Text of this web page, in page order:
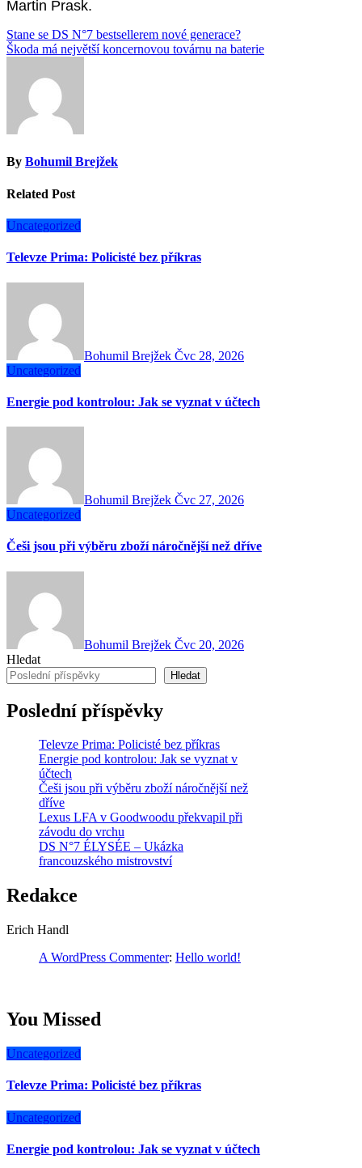
Martin Prask.
Navigace
pro
příspěvek
Stane se DS N°7 bestsellerem nové generace?
Škoda má největší koncernovou továrnu na baterie
By Bohumil Brejžek
Related Post
Uncategorized
Televze Prima: Policisté bez příkras
Bohumil Brejžek Čvc 28, 2026
Uncategorized
Energie pod kontrolou: Jak se vyznat v účtech
Bohumil Brejžek Čvc 27, 2026
Uncategorized
Češi jsou při výběru zboží náročnější než dříve
Bohumil Brejžek Čvc 20, 2026
Hledat
Hledat
Poslední příspěvky
Televze Prima: Policisté bez příkras
Energie pod kontrolou: Jak se vyznat v
účtech
Češi jsou při výběru zboží náročnější než
dříve
Lexus LFA v Goodwoodu překvapil při
závodu do vrchu
DS N°7 ÉLYSÉE – Ukázka
francouzského mistrovství
Redakce
Erich Handl
A WordPress Commenter: Hello world!
You Missed
Uncategorized
Televze Prima: Policisté bez příkras
Uncategorized
Energie pod kontrolou: Jak se vyznat v účtech